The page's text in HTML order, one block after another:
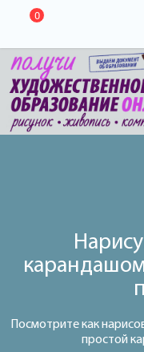
0
Посмотрите как
простой